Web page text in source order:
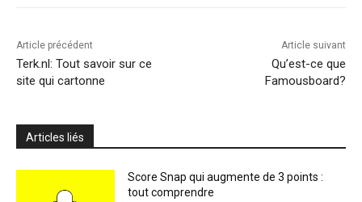
Article précédent
Terk.nl: Tout savoir sur ce
site qui cartonne
Article suivant
Qu’est-ce que
Famousboard?
Articles liés
Score Snap qui augmente de 3 points :
tout comprendre